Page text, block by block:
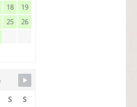
18
19
25
26
S
S